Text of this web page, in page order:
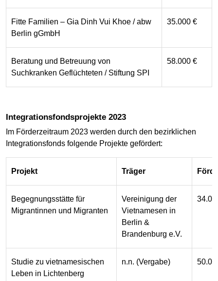
Fitte Familien – Gia Dinh Vui Khoe / abw
Berlin gGmbH
35.000 €
Beratung und Betreuung von
Suchkranken Geflüchteten / Stiftung SPI
58.000 €
Integrationsfondsprojekte 2023
Im Förderzeitraum 2023 werden durch den bezirklichen
Integrationsfonds folgende Projekte gefördert:
Projekt Träger
Begegnungsstätte für
Migrantinnen und Migranten
Vereinigung der
Vietnamesen in
Berlin &
Brandenburg e.V.
Studie zu vietnamesischen
Leben in Lichtenberg
n.n. (Vergabe)